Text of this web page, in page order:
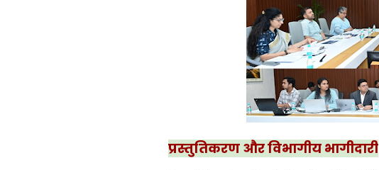
प्रस्तुतिकरण और विभागीय भागीदारी